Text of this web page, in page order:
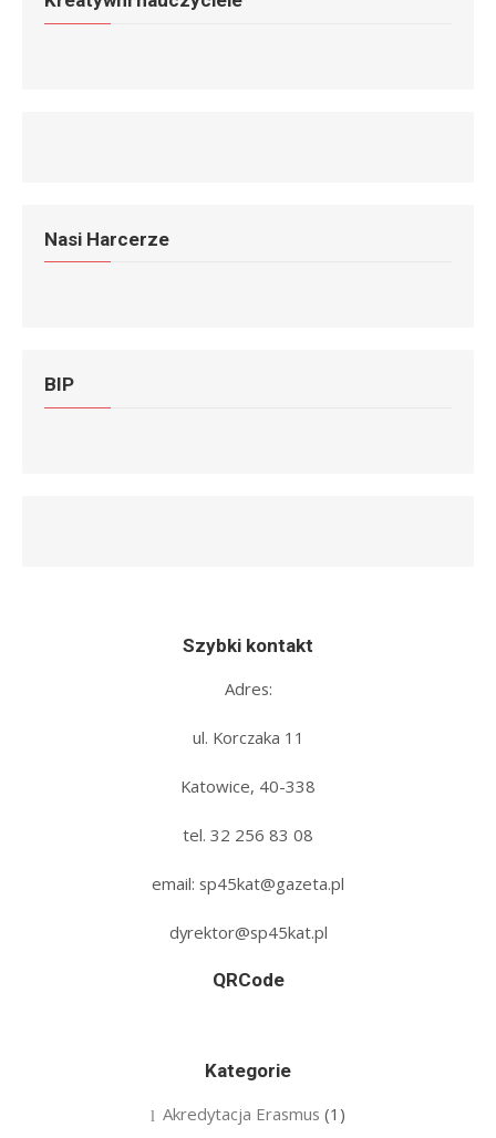
Nasi Harcerze
BIP
Szybki kontakt
Adres:
ul. Korczaka 11
Katowice, 40-338
tel. 32 256 83 08‬
email: sp45kat@gazeta.pl
dyrektor@sp45kat.pl
QRCode
Kategorie
Akredytacja Erasmus (1)